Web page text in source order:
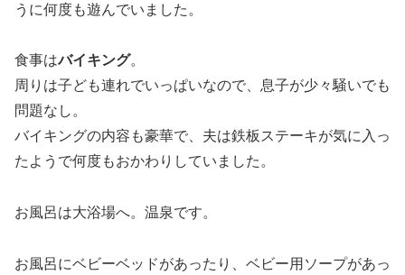
うに何度も遊んでいました。
食事はバイキング。
周りは子ども連れでいっぱいなので、息子が少々騒いでも
問題なし。
バイキングの内容も豪華で、夫は鉄板ステーキが気に入っ
たようで何度もおかわりしていました。
お風呂は大浴場へ。温泉です。
お風呂にベビーベッドがあったり、ベビー用ソープがあっ